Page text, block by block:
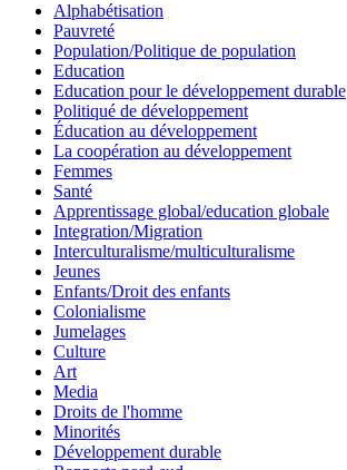
Alphabétisation
Pauvreté
Population/Politique de population
Education
Education pour le développement durable
Politiqué de développement
Éducation au développement
La coopération au développement
Femmes
Santé
Apprentissage global/education globale
Integration/Migration
Interculturalisme/multiculturalisme
Jeunes
Enfants/Droit des enfants
Colonialisme
Jumelages
Culture
Art
Media
Droits de l'homme
Minorités
Développement durable